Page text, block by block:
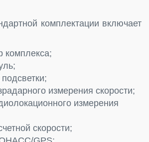
комплектации включает
комплекса;
измерения скорости;
измерения
скорости;